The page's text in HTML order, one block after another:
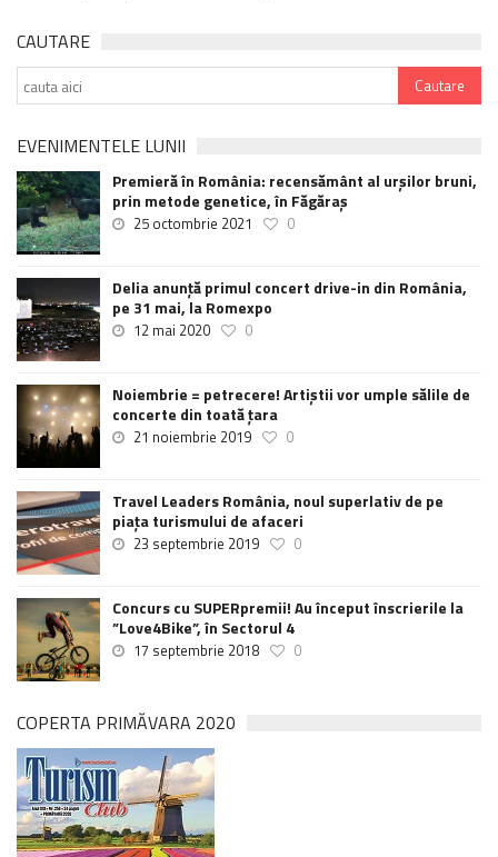
CAUTARE
EVENIMENTELE LUNII
Premieră în România: recensământ al urșilor bruni,
prin metode genetice, în Făgăraș
25 octombrie 2021 0
Delia anunţă primul concert drive-in din România,
pe 31 mai, la Romexpo
12 mai 2020 0
Noiembrie = petrecere! Artiștii vor umple sălile de
concerte din toată țara
21 noiembrie 2019 0
Travel Leaders România, noul superlativ de pe
piața turismului de afaceri
23 septembrie 2019 0
Concurs cu SUPERpremii! Au început înscrierile la
”Love4Bike”, în Sectorul 4
17 septembrie 2018 0
COPERTA PRIMĂVARA 2020